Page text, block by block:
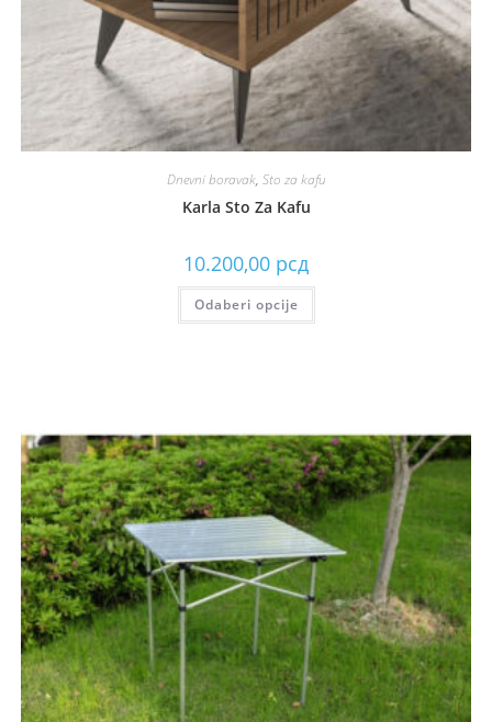
Dnevni boravak, Sto za kafu
Karla Sto Za Kafu
10.200,00 рсд
Odaberi opcije